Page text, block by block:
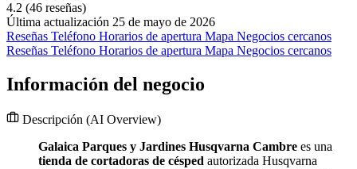
4.2 (46 reseñas)
Última actualización 25 de mayo de 2026
Reseñas Teléfono Horarios de apertura Mapa Negocios cercanos
Reseñas Teléfono Horarios de apertura Mapa Negocios cercanos
Información del negocio
Descripción (AI Overview)
Galaica Parques y Jardines Husqvarna Cambre es una
tienda de cortadoras de césped autorizada Husqvarna